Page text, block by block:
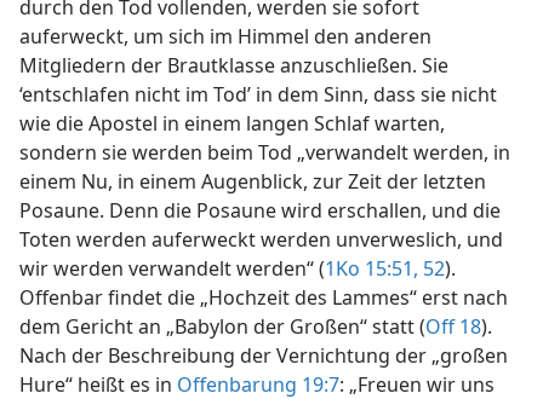
durch den Tod vollenden, werden sie sofort
auferweckt, um sich im Himmel den anderen
Mitgliedern der Brautklasse anzuschließen. Sie
‘entschlafen nicht im Tod’ in dem Sinn, dass sie nicht
wie die Apostel in einem langen Schlaf warten,
sondern sie werden beim Tod „verwandelt werden, in
einem Nu, in einem Augenblick, zur Zeit der letzten
Posaune. Denn die Posaune wird erschallen, und die
Toten werden auferweckt werden unverweslich, und
wir werden verwandelt werden“ (1Ko 15:51, 52).
Offenbar findet die „Hochzeit des Lammes“ erst nach
dem Gericht an „Babylon der Großen“ statt (Off 18).
Nach der Beschreibung der Vernichtung der „großen
Hure“ heißt es in Offenbarung 19:7: „Freuen wir uns